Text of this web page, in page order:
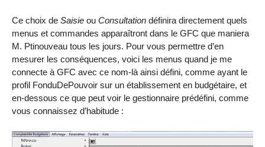
Ce choix de Saisie ou Consultation définira directement quels
menus et commandes apparaîtront dans le GFC que maniera
M. Ptinouveau tous les jours. Pour vous permettre d’en
mesurer les conséquences, voici les menus quand je me
connecte à GFC avec ce nom-là ainsi défini, comme ayant le
profil FonduDePouvoir sur un établissement en budgétaire, et
en-dessous ce que peut voir le gestionnaire prédéfini, comme
vous connaissez d’habitude :